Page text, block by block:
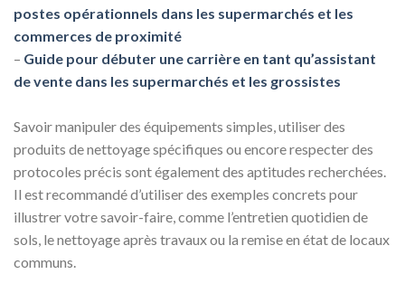
postes opérationnels dans les supermarchés et les
commerces de proximité
– Guide pour débuter une carrière en tant qu’assistant
de vente dans les supermarchés et les grossistes
Savoir manipuler des équipements simples, utiliser des
produits de nettoyage spécifiques ou encore respecter des
protocoles précis sont également des aptitudes recherchées.
Il est recommandé d’utiliser des exemples concrets pour
illustrer votre savoir-faire, comme l’entretien quotidien de
sols, le nettoyage après travaux ou la remise en état de locaux
communs.